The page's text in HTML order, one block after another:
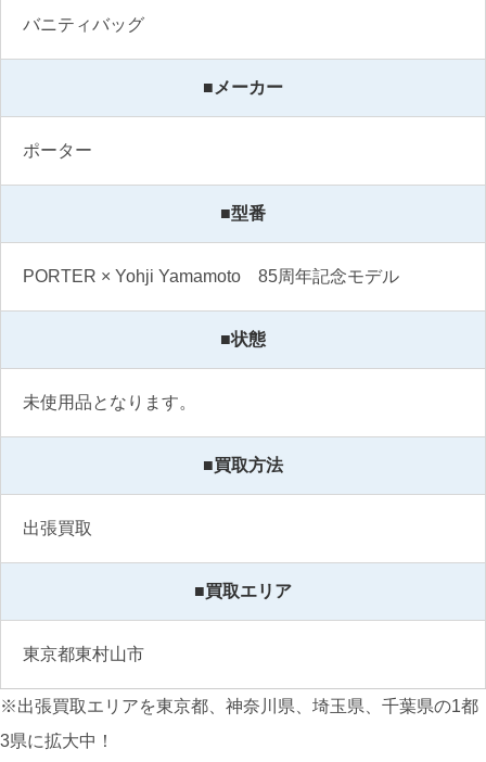
バニティバッグ
■メーカー
ポーター
■型番
PORTER × Yohji Yamamoto　85周年記念モデル
■状態
未使用品となります。
■買取方法
出張買取
■買取エリア
東京都東村山市
※出張買取エリアを東京都、神奈川県、埼玉県、千葉県の1都
3県に拡大中！